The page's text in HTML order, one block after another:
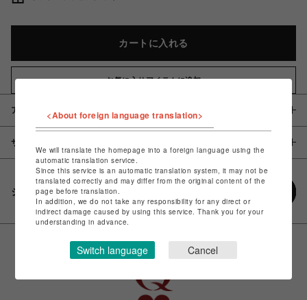
カートに入れる
お気に入りアイテムに追加
アイテム説明 / 素材
サイズ
シェアする
<About foreign language translation>
We will translate the homepage into a foreign language using the
automatic translation service.
Since this service is an automatic translation system, it may not be
translated correctly and may differ from the original content of the
page before translation.
In addition, we do not take any responsibility for any direct or
indirect damage caused by using this service. Thank you for your
understanding in advance.
Switch language Cancel